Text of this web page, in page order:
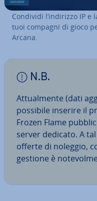
Condividi l’indirizzo IP e
tuoi compagni di gioco
Arcana.
N.B.
At­tual­men­te (dati
possibile inserire il
Frozen Flame
server dedicato. A
offerte di noleggio,
gestione è